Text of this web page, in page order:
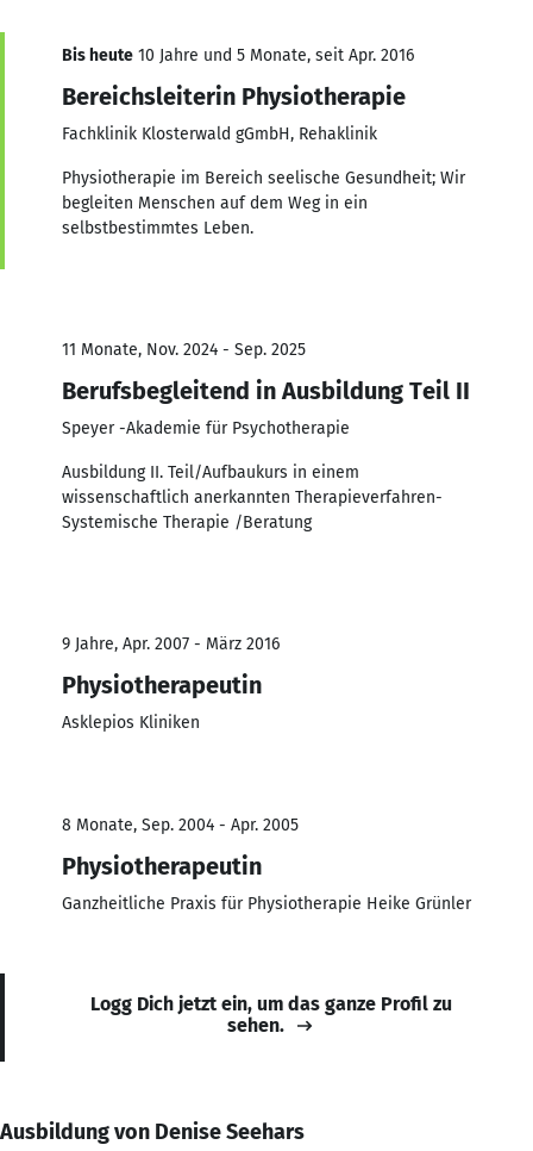
Bis heute 10 Jahre und 5 Monate, seit Apr. 2016
Bereichsleiterin Physiotherapie
Fachklinik Klosterwald gGmbH, Rehaklinik
Physiotherapie im Bereich seelische Gesundheit; Wir
begleiten Menschen auf dem Weg in ein
selbstbestimmtes Leben.
11 Monate, Nov. 2024 - Sep. 2025
Berufsbegleitend in Ausbildung Teil II
Speyer -Akademie für Psychotherapie
Ausbildung II. Teil/Aufbaukurs in einem
wissenschaftlich anerkannten Therapieverfahren-
Systemische Therapie /Beratung
9 Jahre, Apr. 2007 - März 2016
Physiotherapeutin
Asklepios Kliniken
8 Monate, Sep. 2004 - Apr. 2005
Physiotherapeutin
Ganzheitliche Praxis für Physiotherapie Heike Grünler
Logg Dich jetzt ein, um das ganze Profil zu
sehen.
Ausbildung von Denise Seehars